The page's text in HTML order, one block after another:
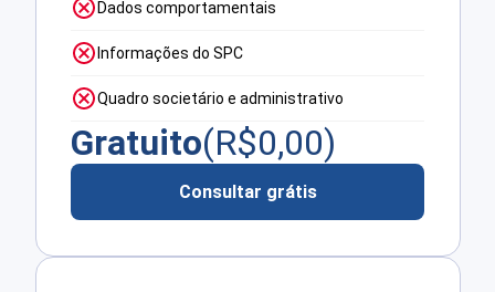
Dados comportamentais
Informações do SPC
Quadro societário e administrativo
Gratuito(R$0,00)
Consultar grátis